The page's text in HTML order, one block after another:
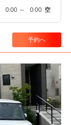
0:00 ～ 0:00 空
予約へ